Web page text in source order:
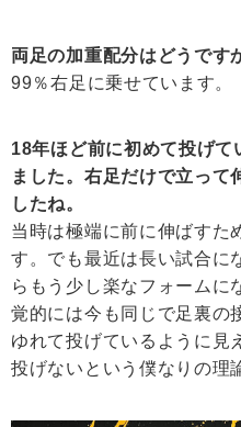
両足の加重配分はどうです
99％右足に乗せています。
18年ほど前に初めて投げ
ました。右足だけで立って
したね。
当時は極端に前に伸ばすた
す。でも最近は長い試合に
らもう少し楽なフォームに
覚的には今も同じで足裏の
ゆれて投げているように見
投げないという僕なりの理